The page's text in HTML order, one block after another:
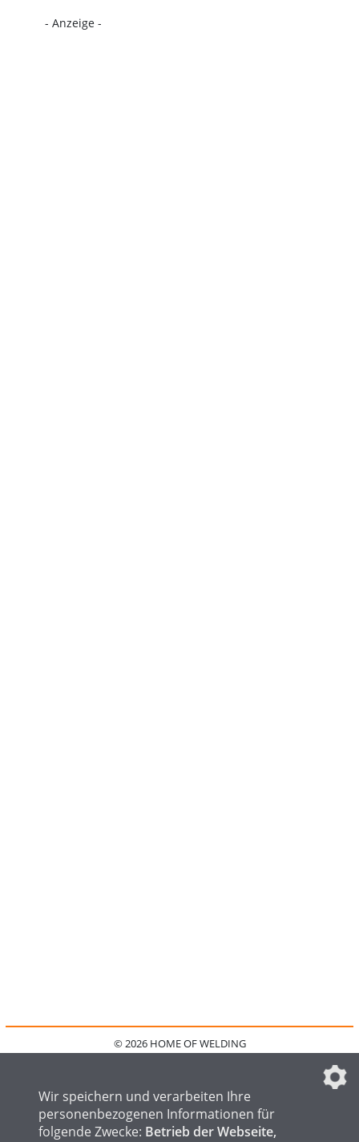
- Anzeige -
© 2026 HOME OF WELDING
IMPRESSUM
FAQ
DATENSCHUTZEINSTELLUNGEN
Wir speichern und verarbeiten Ihre
personenbezogenen Informationen für
folgende Zwecke: Betrieb der Webseite,